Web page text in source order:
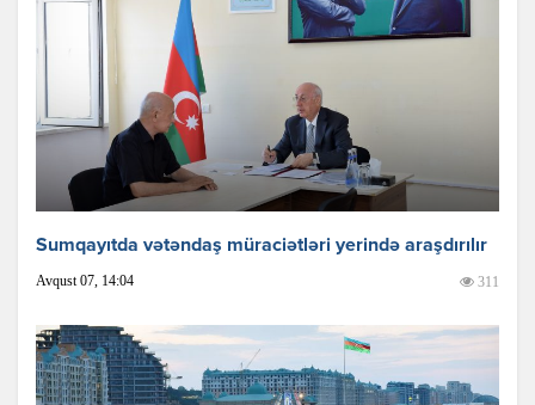
Sumqayıtda vətəndaş müraciətləri yerində araşdırılır
Avqust 07, 14:04 311